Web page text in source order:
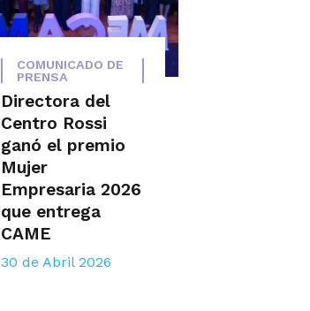
COMUNICADO DE
PRENSA
Directora del
Centro Rossi
ganó el premio
Mujer
Empresaria 2026
que entrega
CAME
30 de Abril 2026